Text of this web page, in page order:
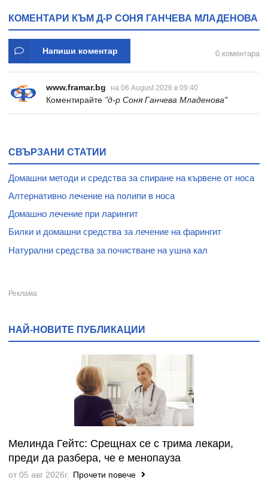
КОМЕНТАРИ КЪМ Д-Р СОНЯ ГАНЧЕВА МЛАДЕНОВА
Напиши коментар 0 коментара
www.framar.bg на 06 August 2026 в 09:40
Коментирайте "д-р Соня Ганчева Младенова"
СВЪРЗАНИ СТАТИИ
Домашни методи и средства за спиране на кървене от носа
Алтернативно лечение на полипи в носа
Домашно лечение при ларингит
Билки и домашни средства за лечение на фарингит
Натурални средства за почистване на ушна кал
НАЙ-НОВИТЕ ПУБЛИКАЦИИ
Мелинда Гейтс: Срещнах се с трима лекари,
преди да разбера, че е менопауза
от 05 авг 2026г. Прочети повече